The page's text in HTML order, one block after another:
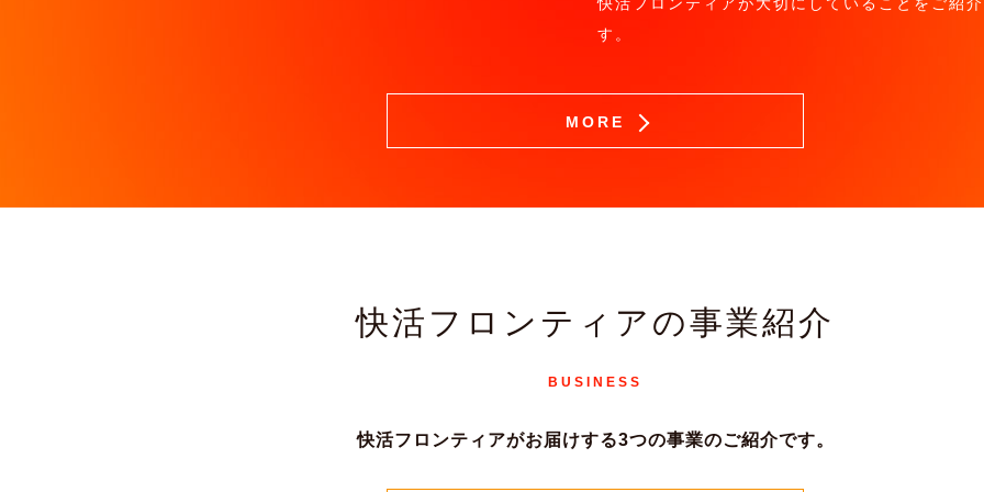
す。
MORE
快活フロンティアの事業紹介
BUSINESS
快活フロンティアがお届けする3つの事業のご紹介です。